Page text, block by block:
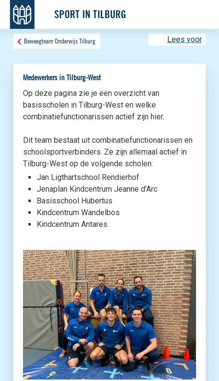
SPORT IN TILBURG
Beweegteam Onderwijs Tilburg Lees voor
Medewerkers in Tilburg-West
Op deze pagina zie je een overzicht van
basisscholen in Tilburg-West en welke
combinatiefunctionarissen actief zijn hier.
Dit team bestaat uit combinatiefunctionarissen en
schoolsportverbinders. Ze zijn allemaal actief in
Tilburg-West op de volgende scholen:
Jan Ligthartschool Rendierhof
Jenaplan Kindcentrum Jeanne d'Arc
Basisschool Hubertus
Kindcentrum Wandelbos
Kindcentrum Antares